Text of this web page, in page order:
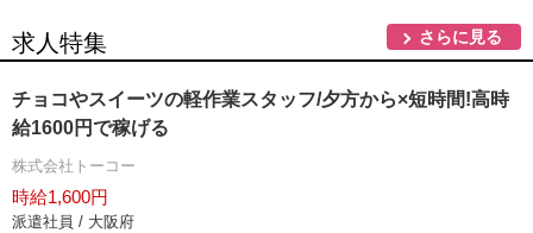
求人特集 さらに見る
チョコやスイーツの軽作業スタッフ/夕方から×短時間!高時
給1600円で稼げる
株式会社トーコー
時給1,600円
派遣社員 / 大阪府